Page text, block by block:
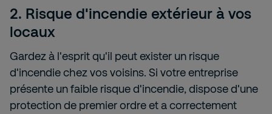
2. Risque d'incendie extérieur à vos
locaux
Gardez à l'esprit qu'il peut exister un risque
d'incendie chez vos voisins. Si votre entreprise
présente un faible risque d'incendie, dispose d'une
protection de premier ordre et a correctement